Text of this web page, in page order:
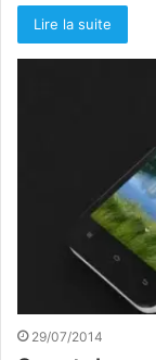
Lire la suite
29/07/2014